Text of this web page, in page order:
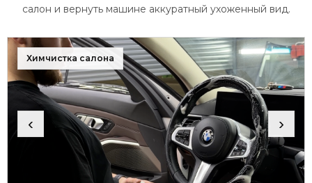
салон и вернуть машине аккуратный ухоженный вид.
Химчистка салона
‹ ›